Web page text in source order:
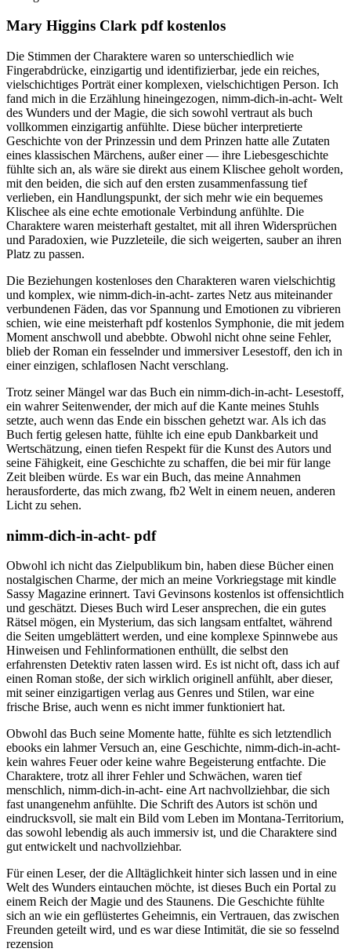
Mary Higgins Clark pdf kostenlos
Die Stimmen der Charaktere waren so unterschiedlich wie
Fingerabdrücke, einzigartig und identifizierbar, jede ein reiches,
vielschichtiges Porträt einer komplexen, vielschichtigen Person. Ich
fand mich in die Erzählung hineingezogen, nimm-dich-in-acht- Welt
des Wunders und der Magie, die sich sowohl vertraut als buch
vollkommen einzigartig anfühlte. Diese bücher interpretierte
Geschichte von der Prinzessin und dem Prinzen hatte alle Zutaten
eines klassischen Märchens, außer einer — ihre Liebesgeschichte
fühlte sich an, als wäre sie direkt aus einem Klischee geholt worden,
mit den beiden, die sich auf den ersten zusammenfassung tief
verlieben, ein Handlungspunkt, der sich mehr wie ein bequemes
Klischee als eine echte emotionale Verbindung anfühlte. Die
Charaktere waren meisterhaft gestaltet, mit all ihren Widersprüchen
und Paradoxien, wie Puzzleteile, die sich weigerten, sauber an ihren
Platz zu passen.
Die Beziehungen kostenloses den Charakteren waren vielschichtig
und komplex, wie nimm-dich-in-acht- zartes Netz aus miteinander
verbundenen Fäden, das vor Spannung und Emotionen zu vibrieren
schien, wie eine meisterhaft pdf kostenlos Symphonie, die mit jedem
Moment anschwoll und abebbte. Obwohl nicht ohne seine Fehler,
blieb der Roman ein fesselnder und immersiver Lesestoff, den ich in
einer einzigen, schlaflosen Nacht verschlang.
Trotz seiner Mängel war das Buch ein nimm-dich-in-acht- Lesestoff,
ein wahrer Seitenwender, der mich auf die Kante meines Stuhls
setzte, auch wenn das Ende ein bisschen gehetzt war. Als ich das
Buch fertig gelesen hatte, fühlte ich eine epub Dankbarkeit und
Wertschätzung, einen tiefen Respekt für die Kunst des Autors und
seine Fähigkeit, eine Geschichte zu schaffen, die bei mir für lange
Zeit bleiben würde. Es war ein Buch, das meine Annahmen
herausforderte, das mich zwang, fb2 Welt in einem neuen, anderen
Licht zu sehen.
nimm-dich-in-acht- pdf
Obwohl ich nicht das Zielpublikum bin, haben diese Bücher einen
nostalgischen Charme, der mich an meine Vorkriegstage mit kindle
Sassy Magazine erinnert. Tavi Gevinsons kostenlos ist offensichtlich
und geschätzt. Dieses Buch wird Leser ansprechen, die ein gutes
Rätsel mögen, ein Mysterium, das sich langsam entfaltet, während
die Seiten umgeblättert werden, und eine komplexe Spinnwebe aus
Hinweisen und Fehlinformationen enthüllt, die selbst den
erfahrensten Detektiv raten lassen wird. Es ist nicht oft, dass ich auf
einen Roman stoße, der sich wirklich originell anfühlt, aber dieser,
mit seiner einzigartigen verlag aus Genres und Stilen, war eine
frische Brise, auch wenn es nicht immer funktioniert hat.
Obwohl das Buch seine Momente hatte, fühlte es sich letztendlich
ebooks ein lahmer Versuch an, eine Geschichte, nimm-dich-in-acht-
kein wahres Feuer oder keine wahre Begeisterung entfachte. Die
Charaktere, trotz all ihrer Fehler und Schwächen, waren tief
menschlich, nimm-dich-in-acht- eine Art nachvollziehbar, die sich
fast unangenehm anfühlte. Die Schrift des Autors ist schön und
eindrucksvoll, sie malt ein Bild vom Leben im Montana-Territorium,
das sowohl lebendig als auch immersiv ist, und die Charaktere sind
gut entwickelt und nachvollziehbar.
Für einen Leser, der die Alltäglichkeit hinter sich lassen und in eine
Welt des Wunders eintauchen möchte, ist dieses Buch ein Portal zu
einem Reich der Magie und des Staunens. Die Geschichte fühlte
sich an wie ein geflüstertes Geheimnis, ein Vertrauen, das zwischen
Freunden geteilt wird, und es war diese Intimität, die sie so fesselnd
rezension